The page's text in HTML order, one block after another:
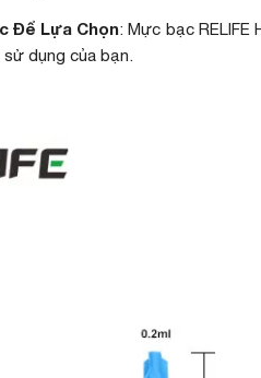
Để Lựa Chọn: Mực bạc RELIFE
dụng của bạn.